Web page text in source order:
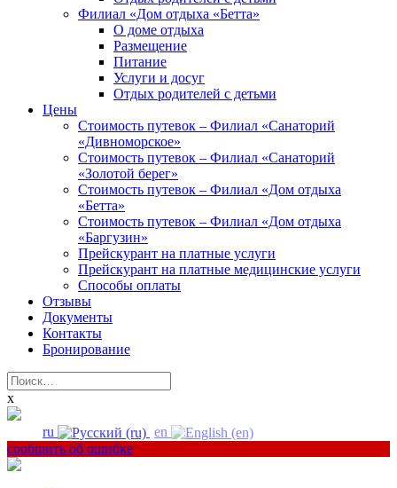
Филиал «Дом отдыха «Бетта»
О доме отдыха
Размещение
Питание
Услуги и досуг
Отдых родителей с детьми
Цены
Стоимость путевок – Филиал «Санаторий
«Дивноморское»
Стоимость путевок – Филиал «Санаторий
«Золотой берег»
Стоимость путевок – Филиал «Дом отдыха
«Бетта»
Стоимость путевок – Филиал «Дом отдыха
«Баргузин»
Прейскурант на платные услуги
Прейскурант на платные медицинские услуги
Способы оплаты
Отзывы
Документы
Контакты
Бронирование
Найти:
x
ru
en
сообщить об ошибке